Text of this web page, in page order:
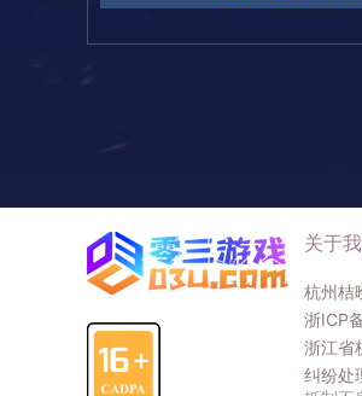
关于
杭州桔
浙ICP
浙江省
纠纷处